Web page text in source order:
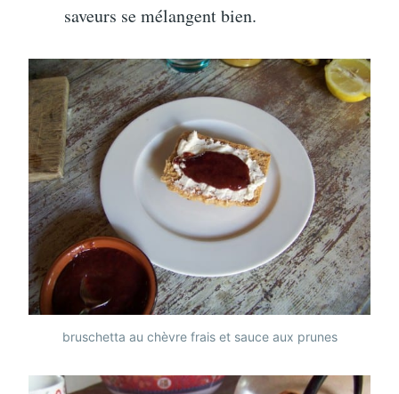
saveurs se mélangent bien.
bruschetta au chèvre frais et sauce aux prunes